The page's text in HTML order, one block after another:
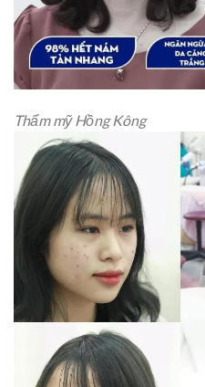
Thẩm mỹ Hồng Kông